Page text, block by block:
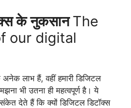
के नुकसानThe
our digital
लाभ हैं, वहीं हमारी डिजिटल
भी उतना ही महत्वपूर्ण है। ये
देते हैं कि क्यों डिजिटल डिटॉक्स